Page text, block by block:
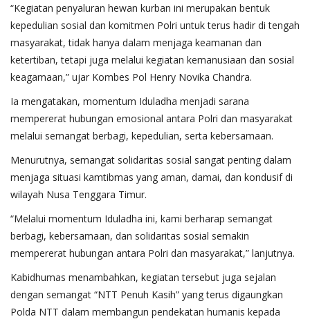
“Kegiatan penyaluran hewan kurban ini merupakan bentuk
kepedulian sosial dan komitmen Polri untuk terus hadir di tengah
masyarakat, tidak hanya dalam menjaga keamanan dan
ketertiban, tetapi juga melalui kegiatan kemanusiaan dan sosial
keagamaan,” ujar Kombes Pol Henry Novika Chandra.
Ia mengatakan, momentum Iduladha menjadi sarana
mempererat hubungan emosional antara Polri dan masyarakat
melalui semangat berbagi, kepedulian, serta kebersamaan.
Menurutnya, semangat solidaritas sosial sangat penting dalam
menjaga situasi kamtibmas yang aman, damai, dan kondusif di
wilayah Nusa Tenggara Timur.
“Melalui momentum Iduladha ini, kami berharap semangat
berbagi, kebersamaan, dan solidaritas sosial semakin
mempererat hubungan antara Polri dan masyarakat,” lanjutnya.
Kabidhumas menambahkan, kegiatan tersebut juga sejalan
dengan semangat “NTT Penuh Kasih” yang terus digaungkan
Polda NTT dalam membangun pendekatan humanis kepada